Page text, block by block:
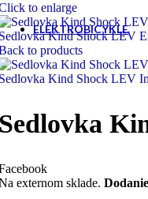
+421 908 117 033
ELEKTROBICYKLE
Cross a trekking
to enlarge
Kind Shock LEV
to products
Kind Shock LEV
externom sklade.